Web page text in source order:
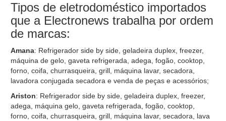
Tipos de eletrodoméstico importados
que a Electronews trabalha por ordem
de marcas:
Amana: Refrigerador side by side, geladeira duplex, freezer,
máquina de gelo, gaveta refrigerada, adega, fogão, cooktop,
forno, coifa, churrasqueira, grill, máquina lavar, secadora,
lavadora conjugada secadora e venda de peças e acessórios;
Ariston: Refrigerador side by side, geladeira duplex, freezer,
adega, máquina gelo, gaveta refrigerada, fogão, cooktop,
forno, coifa, churrasqueira, grill, máquina lavar, secadora, lava